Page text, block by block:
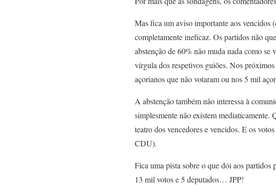
Mas fica um aviso importante aos vencidos
completamente ineficaz. Os partidos não
abstenção de 60% não muda nada como
vírgula dos respetivos guiões. Nos
açorianos que não votaram ou nos 5 mil
A abstenção também não interessa à
simplesmente não existem mediaticamente.
teatro dos vencedores e vencidos. E os
CDU).
Fica uma pista sobre o que dói aos
13 mil votos e 5 deputados… JPP!